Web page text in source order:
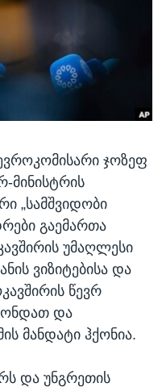
ჯოზეფ
მინისტრის
„სამშვიდობი
გაემართა
უმაღლესი
ვიზიტებისა და
წევრ
და
მანდატი ჰქონია.
და უნგრეთის